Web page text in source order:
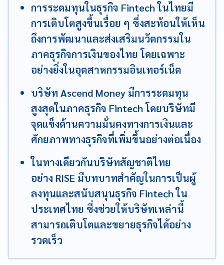
การระดมทุนในธุรกิจ Fintech ในไทยมี
การเติบโตสูงขึ้นเรื่อย ๆ ซึ่งสะท้อนให้เห็น
ถึงการพัฒนาและส่งเสริมนวัตกรรมใน
ภาคธุรกิจการเงินของไทย โดยเฉพาะ
อย่างยิ่งในอุตสาหกรรมอินเทอร์เน็ต
บริษัท Ascend Money มีการระดมทุน
สูงสุดในภาคธุรกิจ Fintech โดยบริษัทมี
จุดแข็งด้านความมั่นคงทางการเงินและ
ศักยภาพทางธุรกิจที่เพิ่มขึ้นอย่างต่อเนื่อง
ในทางเดียวกันบริษัทสัญชาติไทย
อย่าง RISE มีบทบาทสำคัญในการเป็นผู้
ลงทุนและสนับสนุนธุรกิจ Fintech ใน
ประเทศไทย ซึ่งช่วยให้บริษัทเหล่านี้
สามารถเติบโตและขยายธุรกิจได้อย่าง
รวดเร็ว